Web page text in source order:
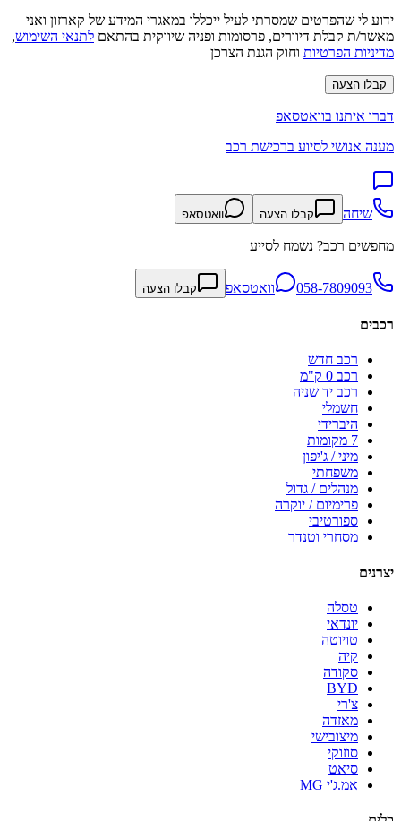
ידוע לי שהפרטים שמסרתי לעיל ייכללו במאגרי המידע של קארזון ואני
מאשר/ת קבלת דיוורים, פרסומות ופניה שיווקית בהתאם לתנאי השימוש,
מדיניות הפרטיות וחוק הגנת הצרכן
קבלו הצעה
דברו איתנו בוואטסאפ
מענה אנושי לסיוע ברכישת רכב
שיחה קבלו הצעה וואטסאפ
מחפשים רכב? נשמח לסייע
058-7809093 וואטסאפ קבלו הצעה
רכבים
רכב חדש
רכב 0 ק"מ
רכב יד שניה
חשמלי
היברידי
7 מקומות
מיני / ג'יפון
משפחתי
מנהלים / גדול
פרימיום / יוקרה
ספורטיבי
מסחרי וטנדר
יצרנים
טסלה
יונדאי
טויוטה
קיה
סקודה
BYD
צ'רי
מאזדה
מיצובישי
סוזוקי
סיאט
אמ.ג'י MG